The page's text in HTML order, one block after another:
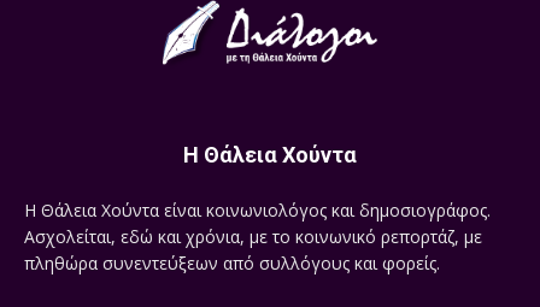
Η Θάλεια Χούντα
Η Θάλεια Χούντα είναι κοινωνιολόγος και δημοσιογράφος.
Ασχολείται, εδώ και χρόνια, με το κοινωνικό ρεπορτάζ, με
πληθώρα συνεντεύξεων από συλλόγους και φορείς.